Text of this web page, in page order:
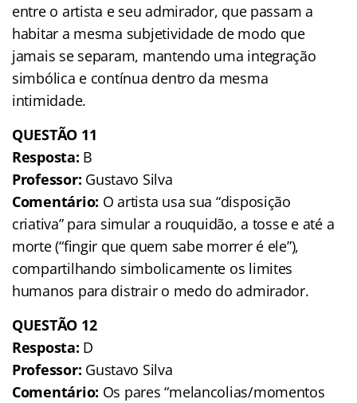
entre o artista e seu admirador, que passam a
habitar a mesma subjetividade de modo que
jamais se separam, mantendo uma integração
simbólica e contínua dentro da mesma
intimidade.
QUESTÃO 11
Resposta: B
Professor: Gustavo Silva
Comentário: O artista usa sua “disposição
criativa” para simular a rouquidão, a tosse e até a
morte (“fingir que quem sabe morrer é ele”),
compartilhando simbolicamente os limites
humanos para distrair o medo do admirador.
QUESTÃO 12
Resposta: D
Professor: Gustavo Silva
Comentário: Os pares “melancolias/momentos